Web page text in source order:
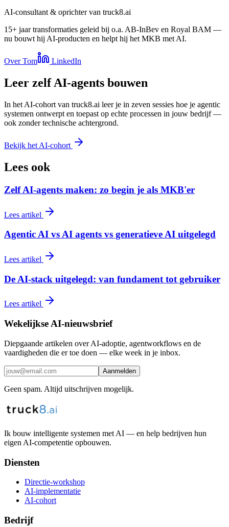
AI-consultant & oprichter van truck8.ai
15+ jaar transformaties geleid bij o.a. AB-InBev en Royal BAM —
nu bouwt hij AI-producten en helpt hij het MKB met AI.
Over Tom LinkedIn
Leer zelf AI-agents bouwen
In het AI-cohort van truck8.ai leer je in zeven sessies hoe je agentic
systemen ontwerpt en toepast op echte processen in jouw bedrijf —
ook zonder technische achtergrond.
Bekijk het AI-cohort
Lees ook
Zelf AI-agents maken: zo begin je als MKB'er
Lees artikel
Agentic AI vs AI agents vs generatieve AI uitgelegd
Lees artikel
De AI-stack uitgelegd: van fundament tot gebruiker
Lees artikel
Wekelijkse AI-nieuwsbrief
Diepgaande artikelen over AI-adoptie, agentworkflows en de
vaardigheden die er toe doen — elke week in je inbox.
Aanmelden
Geen spam. Altijd uitschrijven mogelijk.
Ik bouw intelligente systemen met AI — en help bedrijven hun
eigen AI-competentie opbouwen.
Diensten
Directie-workshop
AI-implementatie
AI-cohort
Bedrijf